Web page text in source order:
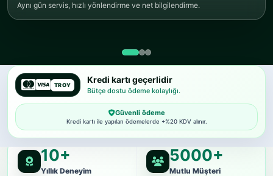
Aynı gün servis, hızlı yönlendirme ve net bilgilendirme.
TROY
Kredi kartı geçerlidir
Bütçe dostu ödeme kolaylığı.
Güvenli ödeme
Kredi kartı ile yapılan ödemelerde +%20 KDV alınır.
10+
Yıllık Deneyim
5000+
Mutlu Müşteri